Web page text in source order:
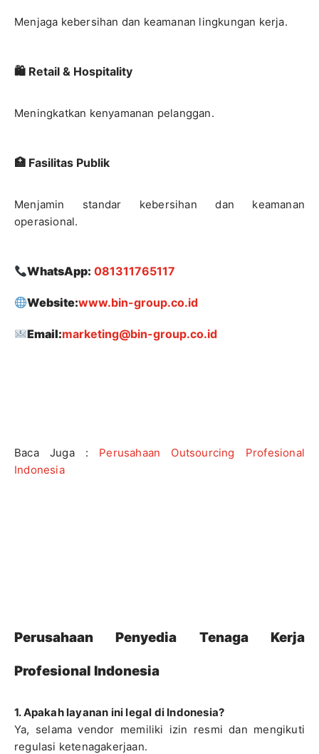
Menjaga kebersihan dan keamanan lingkungan kerja.
🛍 Retail & Hospitality
Meningkatkan kenyamanan pelanggan.
🏥 Fasilitas Publik
Menjamin standar kebersihan dan keamanan
operasional.
WhatsApp: 081311765117
Website:www.bin-group.co.id
Email:marketing@bin-group.co.id
Baca Juga : Perusahaan Outsourcing Profesional
Indonesia
Perusahaan Penyedia Tenaga Kerja
Profesional Indonesia
1. Apakah layanan ini legal di Indonesia?
Ya, selama vendor memiliki izin resmi dan mengikuti
regulasi ketenagakerjaan.